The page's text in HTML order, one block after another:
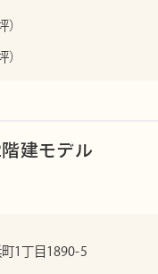
）
）
建モデル
1丁目1890-5